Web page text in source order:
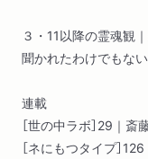
３・11以降の霊魂観
聞かれたわけでもな
連載
［世の中ラボ］29｜斎
［ネにもつタイプ］